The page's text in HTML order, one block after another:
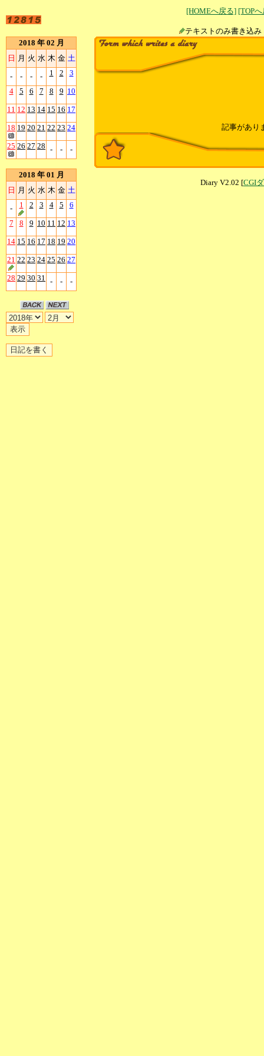
[HOMEへ戻る] [TOP
テキストのみ書
2018 年 02 月
日 月 火 水 木 金 土
- - - - 1 2 3
4 5 6 7 8 9 10
11 12 13 14 15 16 17
18 19 20 21 22 23 24
25 26 27 28 - - -
2018 年 01 月
日 月 火 水 木 金 土
- 1 2 3 4 5 6
7 8 9 10 11 12 13
14 15 16 17 18 19 20
21 22 23 24 25 26 27
28 29 30 31 - - -
記事があり
Diary V2.02 [CGI